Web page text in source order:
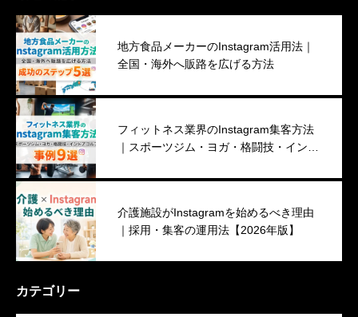
地方食品メーカーのInstagram活用法｜
全国・海外へ販路を広げる方法
フィットネス業界のInstagram集客方法
｜スポーツジム・ヨガ・格闘技・インド
介護施設がInstagramを始めるべき理由
｜採用・集客の運用法【2026年版】
カテゴリー